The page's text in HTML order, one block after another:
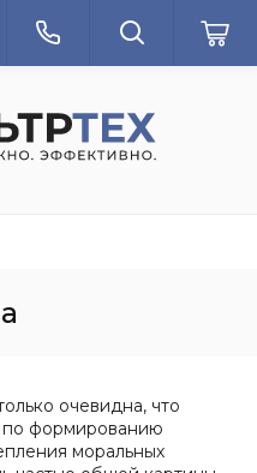
очевидна, что
по формированию
моральных